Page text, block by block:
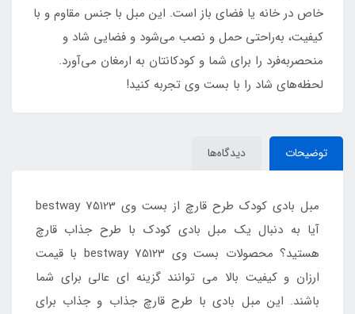
خاص در خانه یا فضای باز است. این مبل با جنس مقاوم و با
کیفیت، به‌راحتی حمل و نصب می‌شود و فضایی شاد و
منحصربه‌فرد را برای شما و کودکانتان به ارمغان می‌آورد.
لحظه‌های شاد را با بست وی تجربه کنید!
توضیحات دیدگاه‌ها
مبل بادی کودک طرح قارچ از بست وی bestway 75123
آیا به دنبال یک مبل بادی کودک با طرح جذاب قارچ
هستید؟ محصولات بست وی bestway 75123 با قیمت
ارزان و کیفیت بالا می توانند گزینه ای عالی برای شما
باشند. این مبل بادی با طرح قارچ جذاب و جذاب برای